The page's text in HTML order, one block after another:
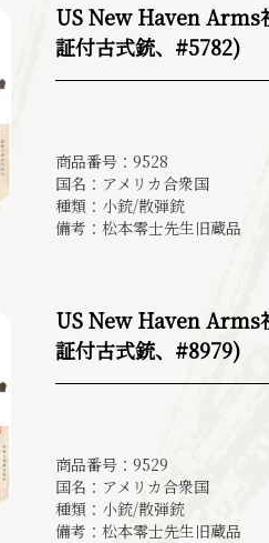
US New Haven Arms
証付古式銃、#5782)
商品番号：9528
国名：アメリカ合衆国
種類：小銃/散弾銃
備考：松本零士先生旧蔵品
US New Haven Arms
証付古式銃、#8979)
商品番号：9529
国名：アメリカ合衆国
種類：小銃/散弾銃
備考：松本零士先生旧蔵品